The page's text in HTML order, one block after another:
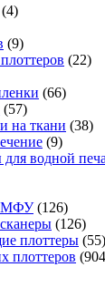
(4)
(9)
(22)
(66)
(57)
на ткани (38)
(9)
водной
МФУ(126)
(126)
плоттеры (55)
плоттеров